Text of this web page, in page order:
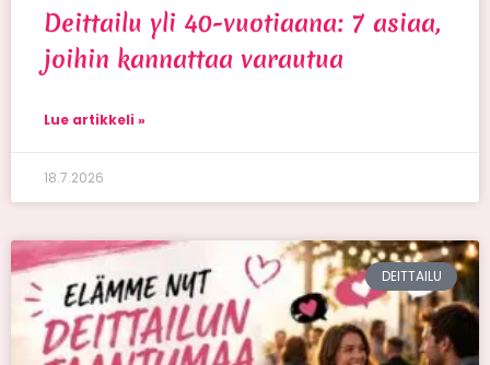
Deittailu yli 40-vuotiaana: 7 asiaa,
joihin kannattaa varautua
Lue artikkeli »
18.7.2026
DEITTAILU